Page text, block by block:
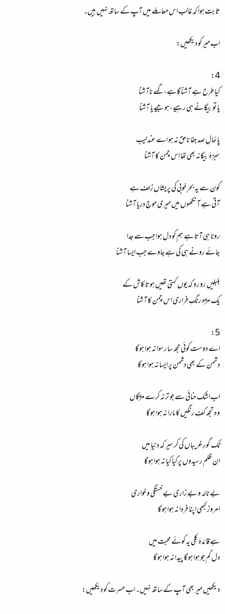
ثابت ہوا کہ غالب اس معاملے میں آپ کے ساتھ نہیں ہیں۔
اب میر کو دیکھیں:
4:
کیا طرح ہے آشنا گاہے، گہے ناآشنا
یا تو بیگانے ہی رہیے، ہو جیے یا آشنا
پائمالِ صد جفا ناحق نہ ہو اے عندلیب
سبزۂ بیگانہ بھی تھا اس چمن کا آشنا
کون سے یہ بحرِ خوبی کی پریشاں زلف ہے
آتی ہے آنکھوں میں میری موجِ دریا آشنا
رونا ہی آتا ہے ہم کو دل ہوا جب سے جدا
جائے رونے ہی کی ہے جاوے جب ایسا آشنا
بلبلیں رو رو کہ یوں کہتی تھیں ہوتا کاش کے
یک مژہ رنگِ فراری اس چمن کا آشنا
5:
اے دوست کوئی مجھ سا رسوا نہ ہوا ہو گا
دشمن کے بھی دشمن پر ایسا نہ ہوا ہو گا
اب اشک حنائی سے جو تر نہ کرے مژگاں
وہ تجھ کفِ رنگیں کا مارا نہ ہوا ہو گا
ٹک گورِ غریباں کی کر سیر کہ دنیا میں
ان ظلم رسیدوں پر کیا کیا نہ ہوا ہو گا
بے نالہ و بے زاری بے خستگی و خواری
امروز کبھی اپنا فردا نہ ہوا ہو گا
ہے قائدۂ کلی یہ کوئے محبت میں
دل گم جو ہوا ہو گا پیدا نہ ہوا ہو گا
دیکھیں میر بھی آپ کے ساتھ نہیں۔ اب حسرت کو دیکھیں: